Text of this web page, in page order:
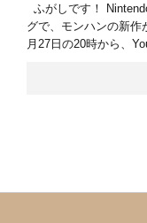
ふがしです！
グで、モンハンの新作
月27日の20時から、